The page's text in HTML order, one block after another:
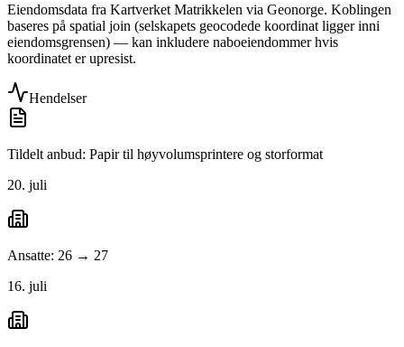
Eiendomsdata fra Kartverket Matrikkelen via Geonorge. Koblingen
baseres på spatial join (selskapets geocodede koordinat ligger inni
eiendomsgrensen) — kan inkludere naboeiendommer hvis
koordinatet er upresist.
Hendelser
Tildelt anbud: Papir til høyvolumsprintere og storformat
20. juli
Ansatte: 26 → 27
16. juli